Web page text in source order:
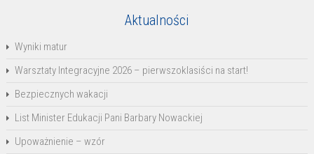
Aktualności
Wyniki matur
Warsztaty Integracyjne 2026 – pierwszoklasiści na start!
Bezpiecznych wakacji
List Minister Edukacji Pani Barbary Nowackiej
Upoważnienie – wzór